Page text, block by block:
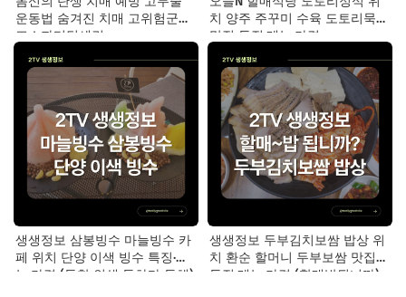
운동법 숨겨진 치매 고위험군｜
포스파티딜세린
치 양주 주꾸미 수육 도토리묵
맛집 특징·메뉴·가격
생생정보 삼봉빙수 마늘빙수 카
페 위치 단양 이색 빙수 특징·메
뉴·가격 (독한 인생 독하다 독해)
생생정보 두부김치보쌈 밥상 위
치 환순 할머니 두부보쌈 맛집
특징·메뉴·가격 (할매밥됩니까)